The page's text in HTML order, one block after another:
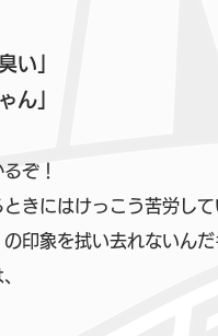
い」
ん」
ぞ！
きにはけっこう苦労し
印象を拭い去れないん